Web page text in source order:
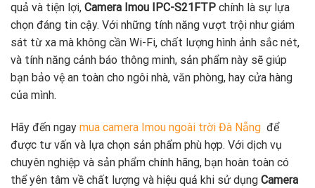
quả và tiện lợi, Camera Imou IPC-S21FTP chính là sự lựa
chọn đáng tin cậy. Với những tính năng vượt trội như giám
sát từ xa mà không cần Wi-Fi, chất lượng hình ảnh sắc nét,
và tính năng cảnh báo thông minh, sản phẩm này sẽ giúp
bạn bảo vệ an toàn cho ngôi nhà, văn phòng, hay cửa hàng
của mình.
Hãy đến ngay mua camera Imou ngoài trời Đà Nẵng để
được tư vấn và lựa chọn sản phẩm phù hợp. Với dịch vụ
chuyên nghiệp và sản phẩm chính hãng, bạn hoàn toàn có
thể yên tâm về chất lượng và hiệu quả khi sử dụng Camera